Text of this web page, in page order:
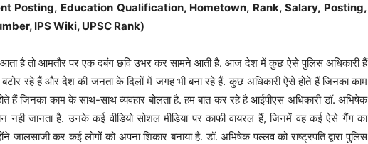
Posting, Education Qualification, Hometown, Rank, Salary, Posting,
IPS Wiki, UPSC Rank)
आता है तो आमतौर पर एक दबंग छवि उभर कर सामने आती है. आज देश में कुछ ऐसे पुलिस अधिकारी हैं
बटोर रहे हैं और देश की जनता के दिलों में जगह भी बना रहे हैं. कुछ अधिकारी ऐसे होते हैं जिनका काम
हैं जिनका काम के साथ-साथ व्यवहार बोलता है. हम बात कर रहे है आईपीएस अधिकारी डॉ. अभिषेक
जानता है. उनके कई वीडियो सोशल मीडिया पर काफी वायरल हैं, जिनमें वह कई ऐसे गैंग का
जालसाजी कर कई लोगों को अपना शिकार बनाया है. डॉ. अभिषेक पल्लव को राष्ट्रपति द्वारा पुलिस